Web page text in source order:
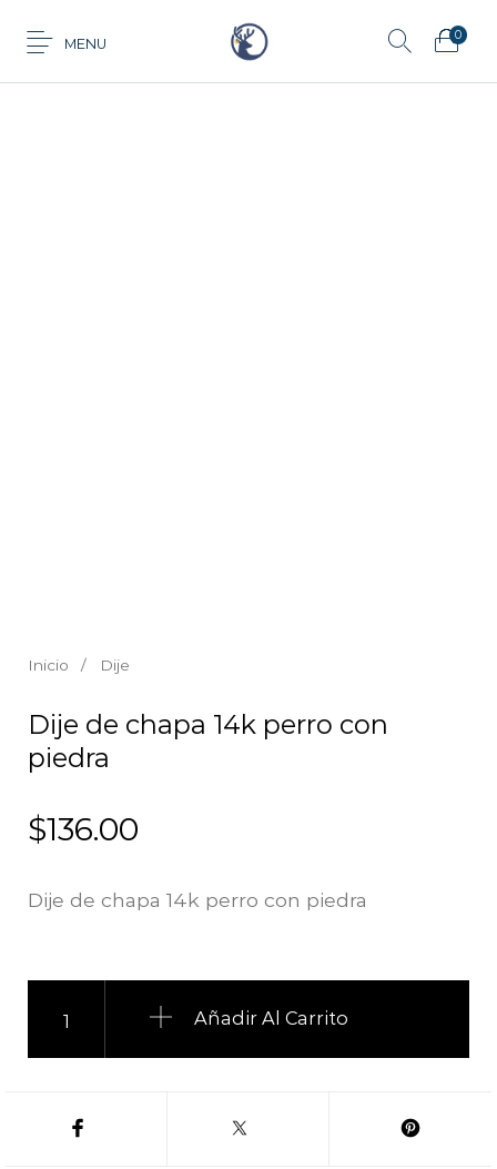
MENU
0
Inicio / Dije
Dije de chapa 14k perro con
piedra
$136.00
Dije de chapa 14k perro con piedra
Añadir Al Carrito